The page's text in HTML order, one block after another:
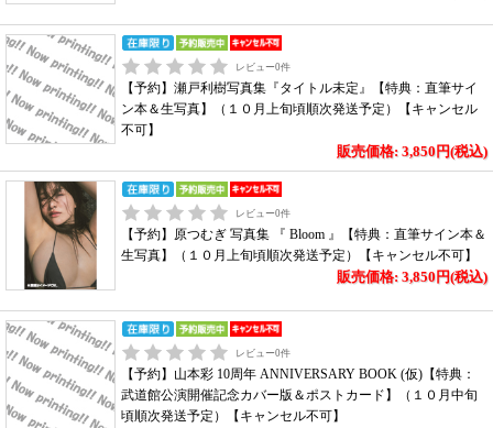
レビュー0件
【予約】瀬戸利樹写真集『タイトル未定』【特典：直筆サイ
ン本＆生写真】（１０月上旬頃順次発送予定）【キャンセル
不可】
販売価格: 3,850円(税込)
レビュー0件
【予約】原つむぎ 写真集 『 Bloom 』【特典：直筆サイン本＆
生写真】（１０月上旬頃順次発送予定）【キャンセル不可】
販売価格: 3,850円(税込)
レビュー0件
【予約】山本彩 10周年 ANNIVERSARY BOOK (仮)【特典：
武道館公演開催記念カバー版＆ポストカード】（１０月中旬
頃順次発送予定）【キャンセル不可】